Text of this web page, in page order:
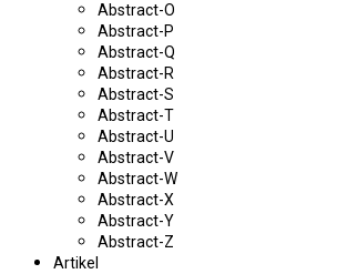
Abstract-O
Abstract-P
Abstract-Q
Abstract-R
Abstract-S
Abstract-T
Abstract-U
Abstract-V
Abstract-W
Abstract-X
Abstract-Y
Abstract-Z
Artikel